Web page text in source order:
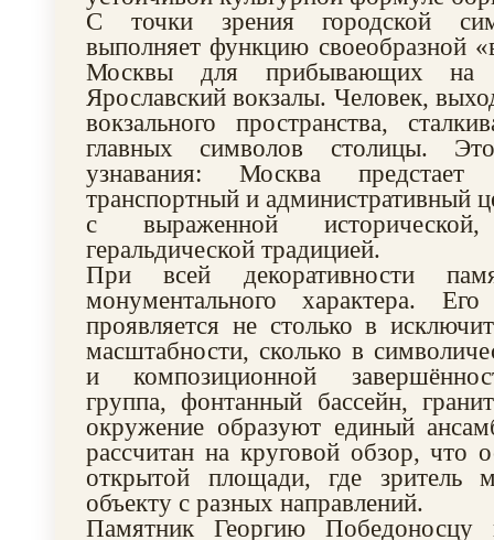
С точки зрения городской
выполняет функцию своеобразной
Москвы для прибывающих на
Ярославский вокзалы. Человек,
вокзального пространства,
главных символов столицы.
узнавания: Москва
транспортный и административный
с выраженной
геральдической традицией.
При всей декоративности
монументального характера. Его
проявляется не столько в
масштабности, сколько в
и композиционной
группа, фонтанный бассейн,
окружение образуют единый
рассчитан на круговой обзор, что
открытой площади, где зритель
объекту с разных направлений.
Памятник Георгию Победоносцу